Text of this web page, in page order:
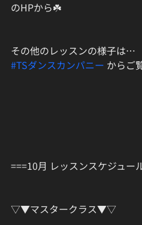
のHPから☘️
その他のレッスンの様子は…
#TSダンスカンパニー からご
===10月 レッスンスケジュー
▽▼マスタークラス▼▽